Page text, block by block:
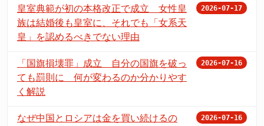
皇室典範が初の本格改正で成立 女性皇
族は結婚後も皇室に、それでも「女系天
皇」を認めるべきでない理由
2026-07-17
「国旗損壊罪」成立 自分の国旗を破っ
ても罰則に 何が変わるのか分かりやす
く解説
2026-07-16
なぜ中国とロシアは金を買い続けるの
2026-07-16